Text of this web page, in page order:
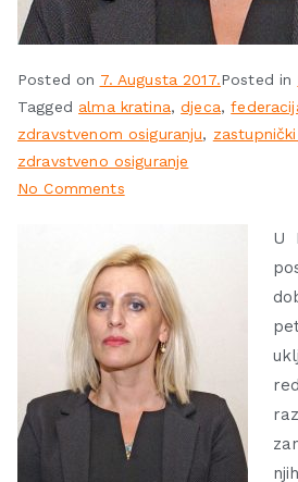
Posted on 7. Augusta 2017.Posted in
Tagged alma kratina,djeca,
zdravstvenom osiguranju,
zdravstveno osiguranje
No Comments
U